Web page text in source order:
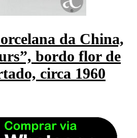
da China,
bordo flor de
circa 1960